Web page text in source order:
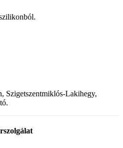
Szigetszentmiklós-Lakihegy,